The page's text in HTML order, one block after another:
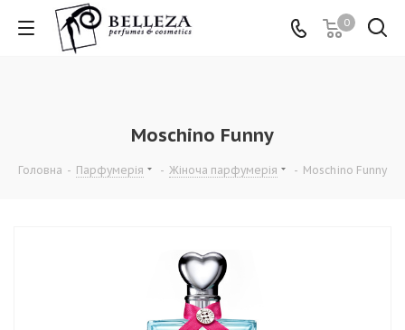
0
Moschino Funny
Головна - Парфумерія - Жіноча парфумерія - Moschino Funny